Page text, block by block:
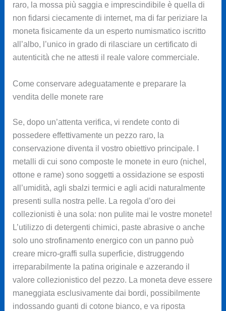
raro, la mossa più saggia e imprescindibile è quella di
non fidarsi ciecamente di internet, ma di far periziare la
moneta fisicamente da un esperto numismatico iscritto
all’albo, l’unico in grado di rilasciare un certificato di
autenticità che ne attesti il reale valore commerciale.
Come conservare adeguatamente e preparare la
vendita delle monete rare
Se, dopo un’attenta verifica, vi rendete conto di
possedere effettivamente un pezzo raro, la
conservazione diventa il vostro obiettivo principale. I
metalli di cui sono composte le monete in euro (nichel,
ottone e rame) sono soggetti a ossidazione se esposti
all’umidità, agli sbalzi termici e agli acidi naturalmente
presenti sulla nostra pelle. La regola d’oro dei
collezionisti è una sola: non pulite mai le vostre monete!
L’utilizzo di detergenti chimici, paste abrasive o anche
solo uno strofinamento energico con un panno può
creare micro-graffi sulla superficie, distruggendo
irreparabilmente la patina originale e azzerando il
valore collezionistico del pezzo. La moneta deve essere
maneggiata esclusivamente dai bordi, possibilmente
indossando guanti di cotone bianco, e va riposta